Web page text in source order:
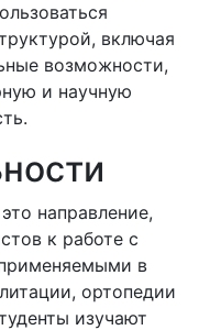
включая
возможности,
и научную
направление,
к работе с
в
ортопедии
изучают